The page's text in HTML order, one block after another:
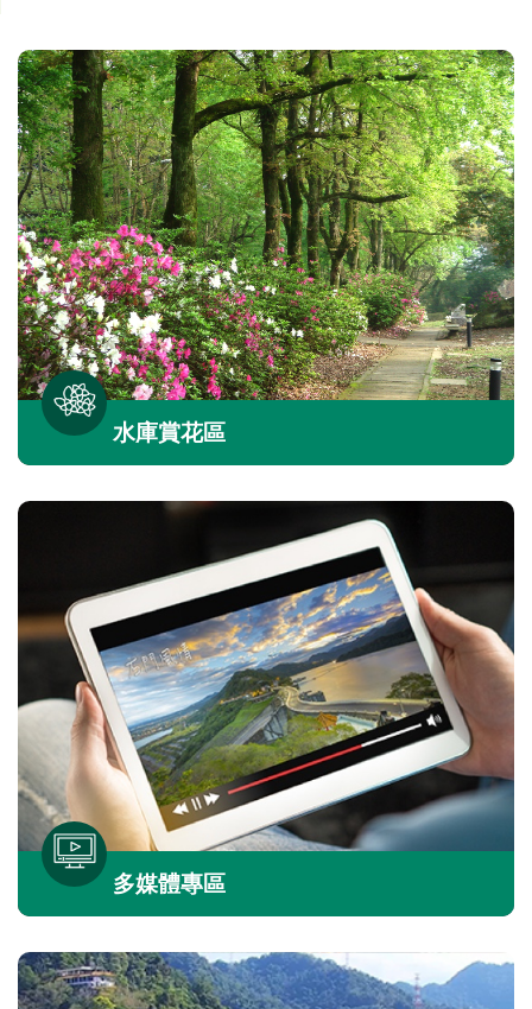
水庫賞花區
多媒體專區